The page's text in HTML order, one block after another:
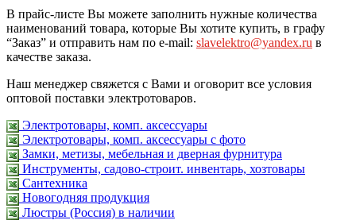
В прайс-листе Вы можете заполнить нужные количества
наименований товара, которые Вы хотите купить, в графу
“Заказ” и отправить нам по e-mail: slavelektro@yandex.ru в
качестве заказа.
Наш менеджер свяжется с Вами и оговорит все условия
оптовой поставки электротоваров.
Электротовары, комп. аксессуары
Электротовары, комп. аксессуары с фото
Замки, метизы, мебельная и дверная фурнитура
Инструменты, садово-строит. инвентарь, хозтовары
Сантехника
Новогодняя продукция
Люстры (Россия) в наличии